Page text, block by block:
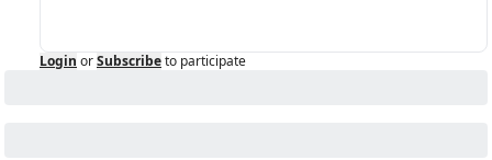
Login orSubscribeto participate